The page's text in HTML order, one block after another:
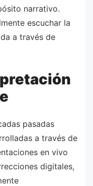
narrativo.
escuchar la
a través de
pasadas
a través de
en vivo
digitales,